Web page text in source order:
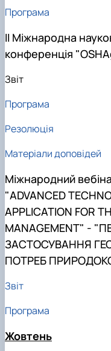
Програма
ІІ Міжнародна
конференція
Звіт
Програма
Резолюція
Матеріали доповідей
Міжнародний
"ADVANCED
APPLICATION FOR
MANAGEMENT" -
ЗАСТОСУВАННЯ
ПОТРЕБ
Звіт
Програма
Жовтень